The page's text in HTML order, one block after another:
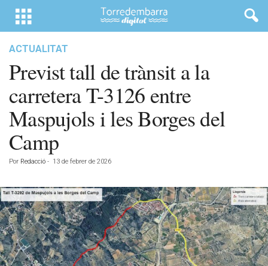
ACTUALITAT
Previst tall de trànsit a la
carretera T-3126 entre
Maspujols i les Borges del
Camp
Por Redacció - 13 de febrer de 2026